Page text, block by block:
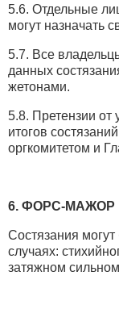
5.6. Отдельные
могут назначать
5.7. Все
данных
жетонами.
5.8. Претензии от
итогов
оргкомитетом и
6. ФОРС-МАЖОР
Состязания
случаях:
затяжном